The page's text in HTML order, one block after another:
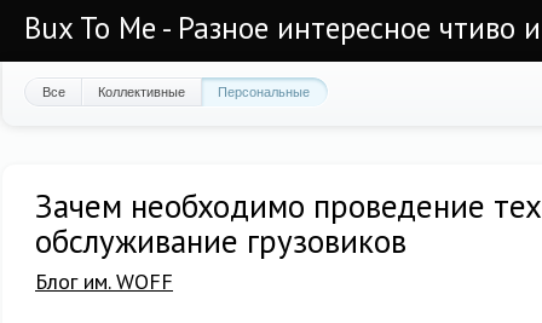
Bux To Me - Разное интересное чтиво
Все Коллективные Персональные
Зачем необходимо проведение
обслуживание грузовиков
Блог им. WOFF